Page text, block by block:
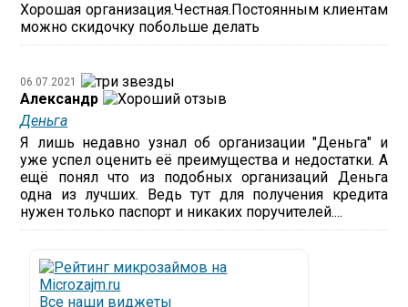
Хорошая организация.Честная.Постоянным клиентам
можно скидочку побольше делать
06.07.2021
Александр
Деньга
Я лишь недавно узнал об организации "Деньга" и
уже успел оценить её преимущества и недостатки. А
ещё понял что из подобных организаций Деньга
одна из лучших. Ведь тут для получения кредита
нужен только паспорт и никаких поручителей....
Все наши виджеты